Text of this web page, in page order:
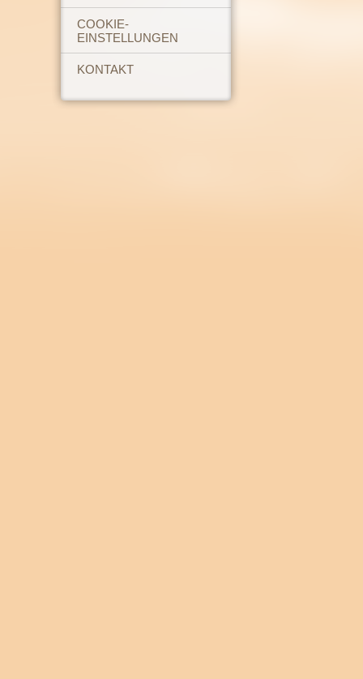
COOKIE-
EINSTELLUNGEN
KONTAKT